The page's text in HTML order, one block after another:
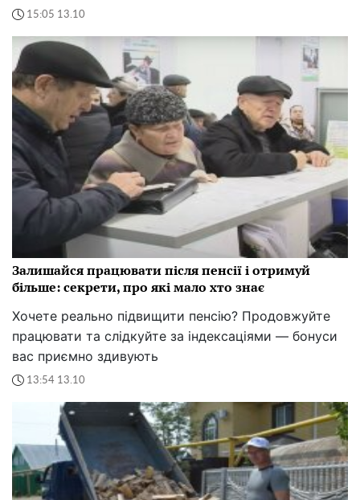
15:05 13.10
Залишайся працювати після пенсії і отримуй
більше: секрети, про які мало хто знає
Хочете реально підвищити пенсію? Продовжуйте
працювати та слідкуйте за індексаціями — бонуси
вас приємно здивують
13:54 13.10